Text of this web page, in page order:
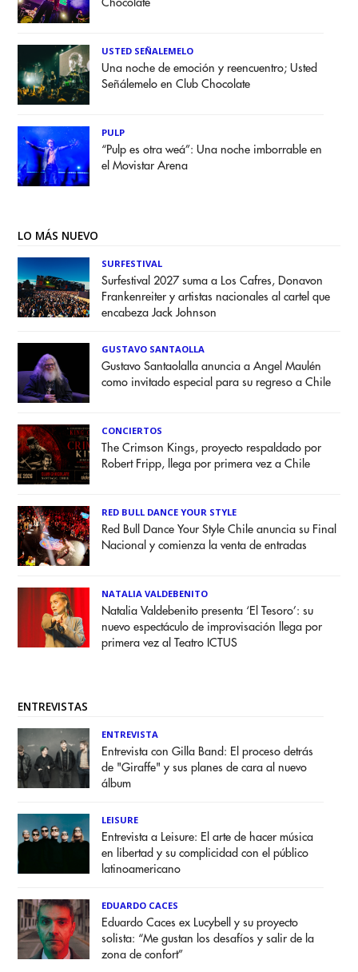
Chocolate
USTED SEÑALEMELO
Una noche de emoción y reencuentro; Usted
Señálemelo en Club Chocolate
PULP
“Pulp es otra weá”: Una noche imborrable en
el Movistar Arena
LO MÁS NUEVO
SURFESTIVAL
Surfestival 2027 suma a Los Cafres, Donavon
Frankenreiter y artistas nacionales al cartel que
encabeza Jack Johnson
GUSTAVO SANTAOLLA
Gustavo Santaolalla anuncia a Angel Maulén
como invitado especial para su regreso a Chile
CONCIERTOS
The Crimson Kings, proyecto respaldado por
Robert Fripp, llega por primera vez a Chile
RED BULL DANCE YOUR STYLE
Red Bull Dance Your Style Chile anuncia su Final
Nacional y comienza la venta de entradas
NATALIA VALDEBENITO
Natalia Valdebenito presenta ‘El Tesoro’: su
nuevo espectáculo de improvisación llega por
primera vez al Teatro ICTUS
ENTREVISTAS
ENTREVISTA
Entrevista con Gilla Band: El proceso detrás
de "Giraffe" y sus planes de cara al nuevo
álbum
LEISURE
Entrevista a Leisure: El arte de hacer música
en libertad y su complicidad con el público
latinoamericano
EDUARDO CACES
Eduardo Caces ex Lucybell y su proyecto
solista: “Me gustan los desafíos y salir de la
zona de confort”